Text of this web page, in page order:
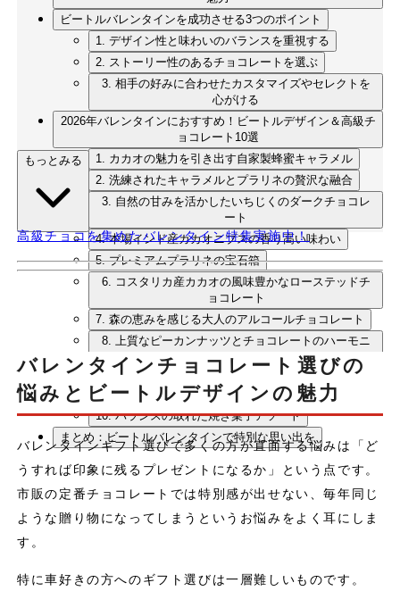
ビートルバレンタインを成功させる3つのポイント
1. デザイン性と味わいのバランスを重視する
2. ストーリー性のあるチョコレートを選ぶ
3. 相手の好みに合わせたカスタマイズやセレクトを
心がける
2026年バレンタインにおすすめ！ビートルデザイン＆高級チ
ョコレート10選
1. カカオの魅力を引き出す自家製蜂蜜キャラメル
2. 洗練されたキャラメルとプラリネの贅沢な融合
3. 自然の甘みを活かしたいちじくのダークチョコレ
ート
4. 本場インド産カカオニブスの香り高い味わい
5. プレミアムプラリネの宝石箱
6. コスタリカ産カカオの風味豊かなローステッドチ
ョコレート
7. 森の恵みを感じる大人のアルコールチョコレート
8. 上質なピーカンナッツとチョコレートのハーモニ
ー
9. 京都の風情を感じる抹茶・ほうじ茶生チョコレー
ト
10. バランスの取れた焼き菓子アソート
まとめ：ビートルバレンタインで特別な思い出を
もっとみる
高級チョコを集めたバレンタイン特集実施中！
バレンタインチョコレート選びの
悩みとビートルデザインの魅力
バレンタインギフト選びで多くの方が直面する悩みは「ど
うすれば印象に残るプレゼントになるか」という点です。
市販の定番チョコレートでは特別感が出せない、毎年同じ
ような贈り物になってしまうというお悩みをよく耳にしま
す。
特に車好きの方へのギフト選びは一層難しいものです。